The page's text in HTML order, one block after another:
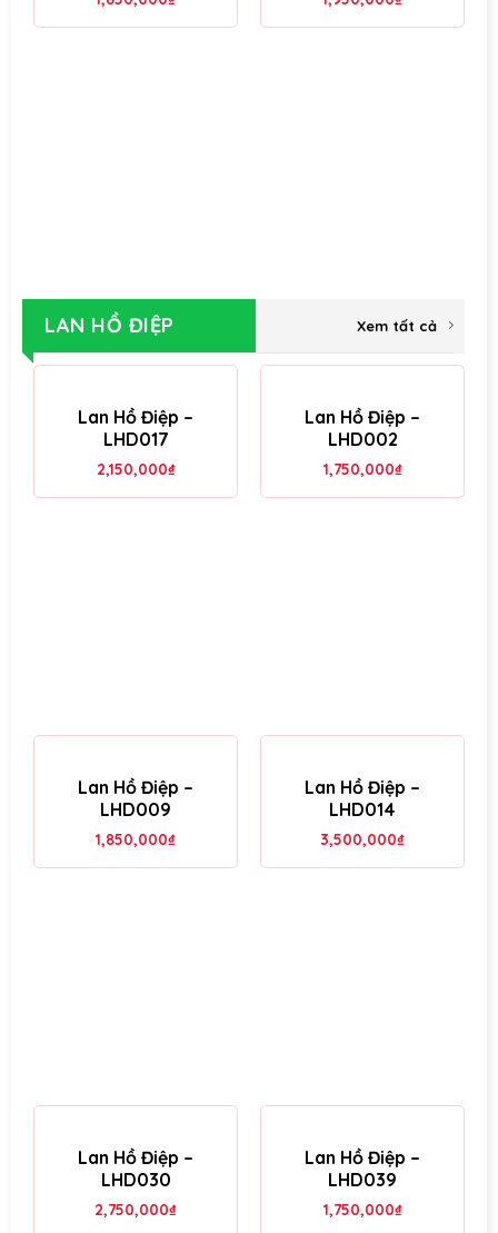
LAN HỒ ĐIỆP Xem tất cả
Lan Hồ Điệp –
LHD017
2,150,000₫
Lan Hồ Điệp –
LHD002
1,750,000₫
Lan Hồ Điệp –
LHD009
1,850,000₫
Lan Hồ Điệp –
LHD014
3,500,000₫
Lan Hồ Điệp –
LHD030
2,750,000₫
Lan Hồ Điệp –
LHD039
1,750,000₫